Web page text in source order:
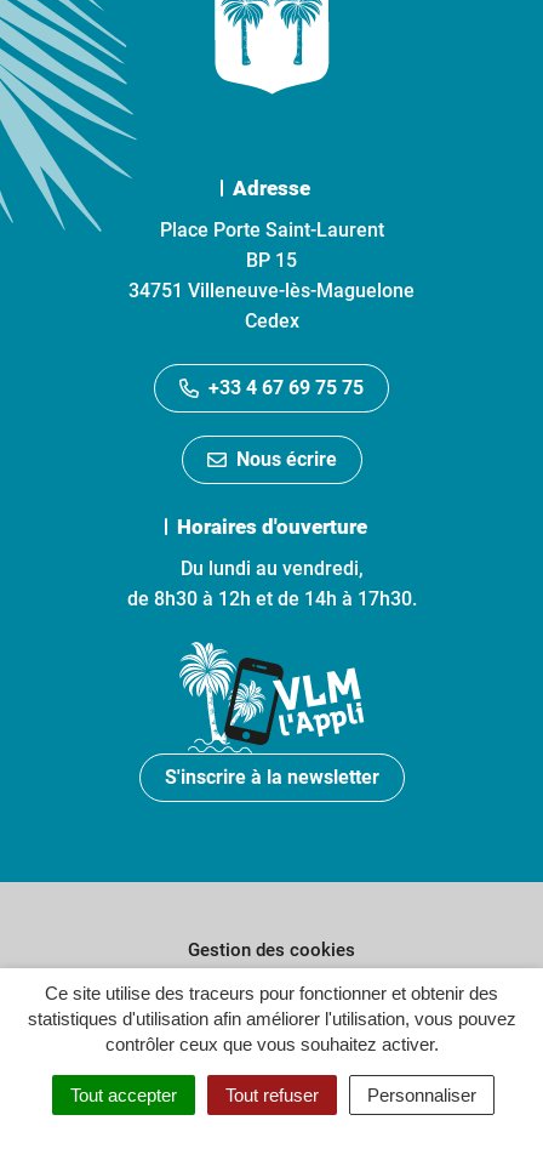
Ce site utilise des traceurs pour fonctionner et obtenir des
statistiques d'utilisation afin améliorer l'utilisation, vous pouvez
contrôler ceux que vous souhaitez activer.
Tout accepter Tout refuser Personnaliser
Adresse
Place Porte Saint-Laurent
BP 15
34751 Villeneuve-lès-Maguelone
Cedex
+33 4 67 69 75 75
Nous écrire
Horaires d'ouverture
Du lundi au vendredi,
de 8h30 à 12h et de 14h à 17h30.
S'inscrire à la newsletter
Gestion des cookies
Plan du site
Politique de confidentialité
Crédits